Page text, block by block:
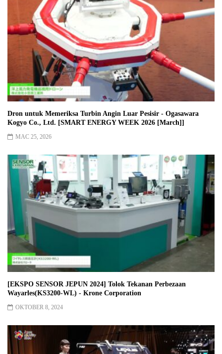
Dron untuk Memeriksa Turbin Angin Luar Pesisir - Ogasawara
Kogyo Co., Ltd. [SMART ENERGY WEEK 2026 [March]]
MAC 25, 2026
[EKSPO SENSOR JEPUN 2024] Tolok Tekanan Perbezaan
Wayarles(KS3200-WL) - Krone Corporation
OKTOBER 8, 2024